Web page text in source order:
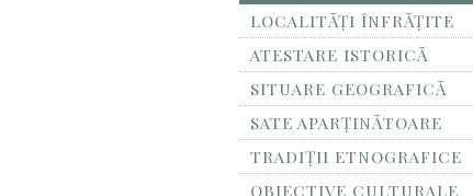
LOCALITĂŢI ÎNFRĂŢITE
ATESTARE ISTORICĂ
SITUARE GEOGRAFICĂ
SATE APARȚINĂTOARE
TRADIȚII ETNOGRAFICE
OBIECTIVE CULTURALE